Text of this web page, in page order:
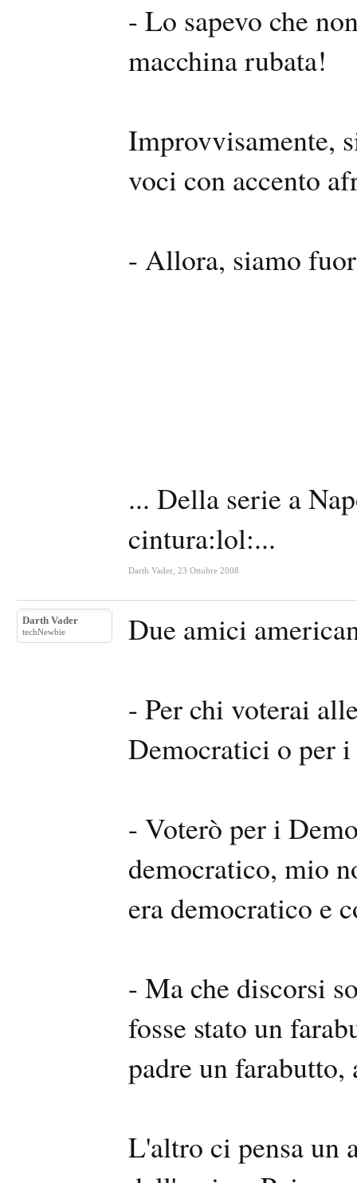
- Lo sapevo che
macchina rubata!
Improvvisamente,
voci con accento
- Allora, siamo
... Della serie a
cintura:lol:...
Darth Vader 23 Ottobre 2008
Darth Vader
techNewbie Due amici
- Per chi voterai
Democratici o per
- Voterò per i
democratico, mio
era democratico e
- Ma che discorsi
fosse stato un
padre un farabutto,
L'altro ci pensa un